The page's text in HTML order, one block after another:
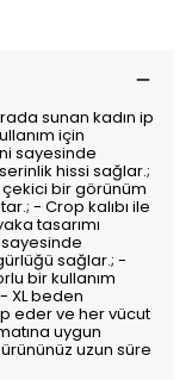
sunan kadın ip
için
sayesinde
hissi sağlar.;
bir görünüm
- Crop kalıbı ile
tasarımı
sayesinde
sağlar.; -
bir kullanım
XL beden
eder ve her vücut
uygun
uzun süre